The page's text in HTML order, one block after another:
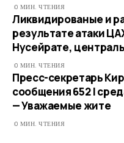
0 МИН. ЧТЕНИЯ
Ликвидированые и
результате атаки
Нусейрате,
0 МИН. ЧТЕНИЯ
Пресс-секретарь
сообщения 652 |
— Уважаемые жите
0 МИН. ЧТЕНИЯ